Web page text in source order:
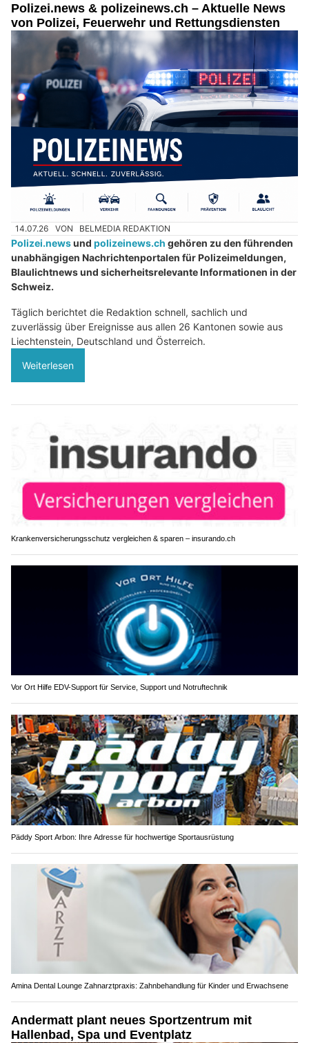
Polizei.news & polizeinews.ch – Aktuelle News
von Polizei, Feuerwehr und Rettungsdiensten
14.07.26 VON BELMEDIA REDAKTION
Polizei.newsund polizeinews.ch gehören zu den führenden
unabhängigen Nachrichtenportalen für Polizeimeldungen,
Blaulichtnews und sicherheitsrelevante Informationen in der
Schweiz.
Täglich berichtet die Redaktion schnell, sachlich und
zuverlässig über Ereignisse aus allen 26 Kantonen sowie aus
Liechtenstein, Deutschland und Österreich.
Weiterlesen
Krankenversicherungsschutz vergleichen & sparen – insurando.ch
Vor Ort Hilfe EDV-Support für Service, Support und Notruftechnik
Päddy Sport Arbon: Ihre Adresse für hochwertige Sportausrüstung
Amina Dental Lounge Zahnarztpraxis: Zahnbehandlung für Kinder und Erwachsene
Andermatt plant neues Sportzentrum mit
Hallenbad, Spa und Eventplatz